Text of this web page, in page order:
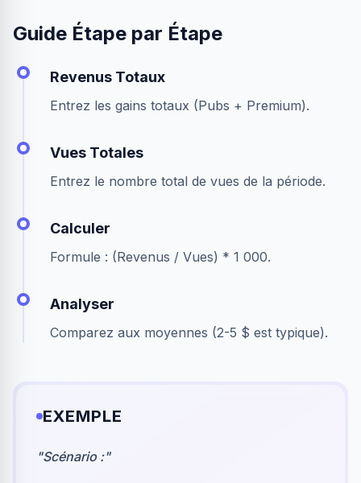
Guide Étape par Étape
Revenus Totaux
Entrez les gains totaux (Pubs + Premium).
Vues Totales
Entrez le nombre total de vues de la période.
Calculer
Formule : (Revenus / Vues) * 1 000.
Analyser
Comparez aux moyennes (2-5 $ est typique).
EXEMPLE
"Scénario :"